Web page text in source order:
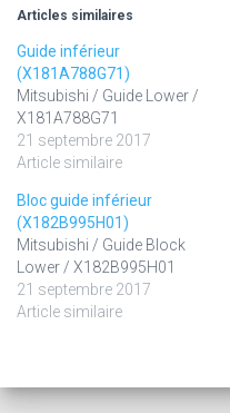
Articles similaires
Guide inférieur
(X181A788G71)
Mitsubishi / Guide Lower /
X181A788G71
21 septembre 2017
Article similaire
Bloc guide inférieur
(X182B995H01)
Mitsubishi / Guide Block
Lower / X182B995H01
21 septembre 2017
Article similaire